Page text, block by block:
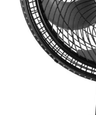
9º air fryer
10º retrô